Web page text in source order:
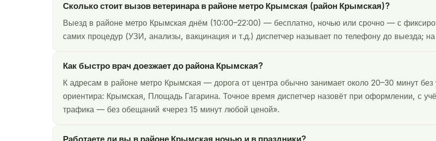
Сколько стоит вызов ветеринара в районе метро Крымская (район Крымская)?
Выезд в районе метро Крымская днём (10:00–22:00) — бесплатно, ночью или срочно — с
самих процедур (УЗИ, анализы, вакцинация и т.д.) диспетчер называет по телефону до выезда;
Как быстро врач доезжает до района Крымская?
К адресам в районе метро Крымская — дорога от центра обычно занимает около 20–30 минут
ориентира: Крымская, Площадь Гагарина. Точное время диспетчер назовёт при оформлении, с
трафика — без обещаний «через 15 минут любой ценой».